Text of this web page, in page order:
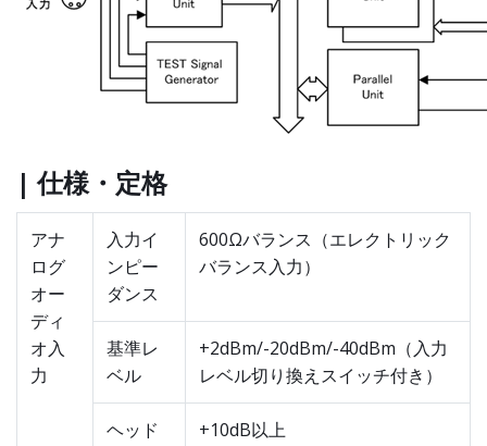
| 仕様・定格
アナ
ログ
オー
ディ
オ入
力
入力イ
ンピー
ダンス
600Ωバランス（エレクトリック
バランス入力）
基準レ
ベル
+2dBm/-20dBm/-40dBm（入力
レベル切り換えスイッチ付き）
ヘッド
+10dB以上